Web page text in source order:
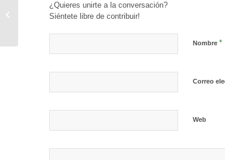
¿Quieres unirte a la conversación?
Siéntete libre de contribuir!
Nombre *
Correo
Web
Privado: Responsable
de Administración y
Finanzas (Rey